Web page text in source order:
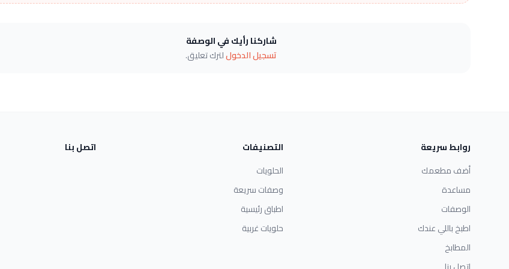
شاركنا رأيك في الوصفة
تسجيل الدخوللترك تعليق.
روابط سريعة
أضف مطعمك
مساعدة
الوصفات
اطبخ باللي عندك
المطابخ
التصنيفات
الحلويات
وصفات سريعة
اطباق رئيسية
حلويات غربية
اتصل بنا